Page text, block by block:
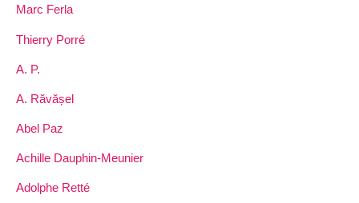
Marc Ferla
Thierry Porré
A. P.
A. Răvășel
Abel Paz
Achille Dauphin-Meunier
Adolphe Retté